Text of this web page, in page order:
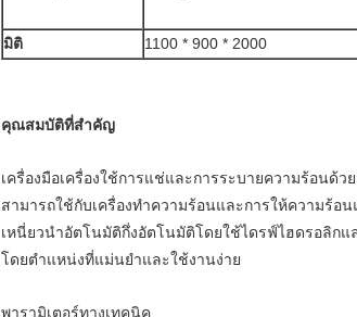
มิติ 1100 * 900 * 2000
คุณสมบัติที่สำคัญ
เครื่องมือเครื่องใช้การแช่และการระบายความร้อนด้
สามารถใช้กับเครื่องทำความร้อนและการให้ความร้อ
เหนี่ยวนำอัตโนมัติกึ่งอัตโนมัติโดยใช้ไดรฟ์ไฮดรอลิก
โดยตำแหน่งที่แม่นยำและใช้งานง่าย
พารามิเตอร์ทางเทคนิค